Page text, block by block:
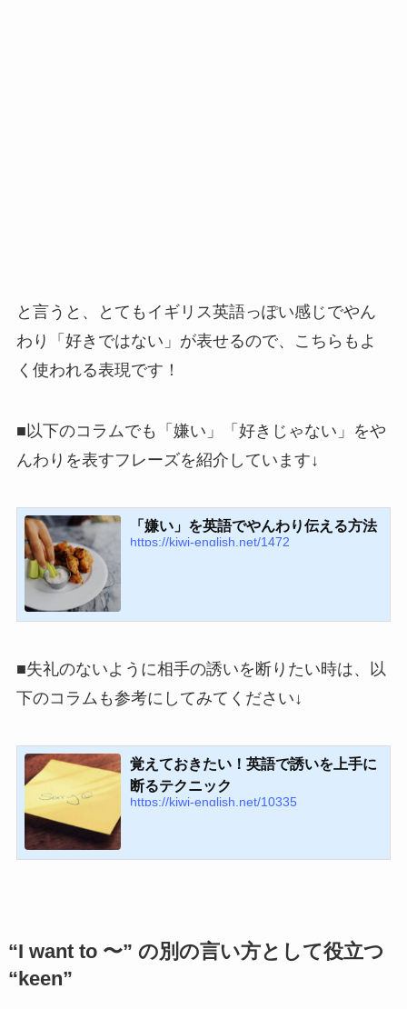
と言うと、とてもイギリス英語っぽい感じでやん
わり「好きではない」が表せるので、こちらもよ
く使われる表現です！
■以下のコラムでも「嫌い」「好きじゃない」をや
んわりを表すフレーズを紹介しています↓
「嫌い」を英語でやんわり伝える方法
https://kiwi-english.net/1472
■失礼のないように相手の誘いを断りたい時は、以
下のコラムも参考にしてみてください↓
覚えておきたい！英語で誘いを上手に
断るテクニック
https://kiwi-english.net/10335
“I want to 〜” の別の言い方として役立つ
“keen”